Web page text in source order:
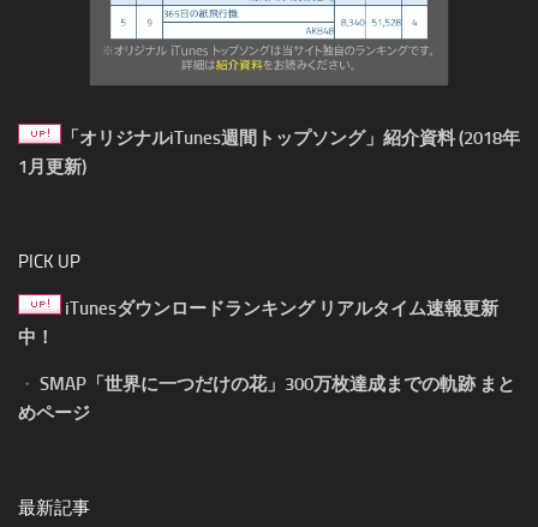
「オリジナルiTunes週間トップソング」紹介資料 (2018年
1月更新)
PICK UP
iTunesダウンロードランキング リアルタイム速報更新
中！
・ SMAP「世界に一つだけの花」300万枚達成までの軌跡 まと
めページ
最新記事